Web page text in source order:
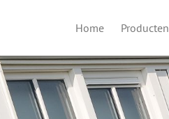
Home Producten